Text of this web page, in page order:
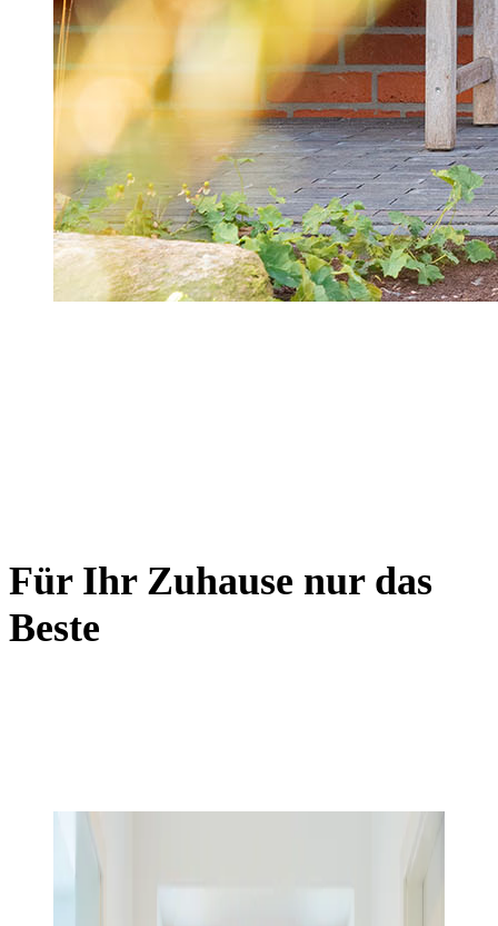
Für Ihr Zuhause nur das
Beste